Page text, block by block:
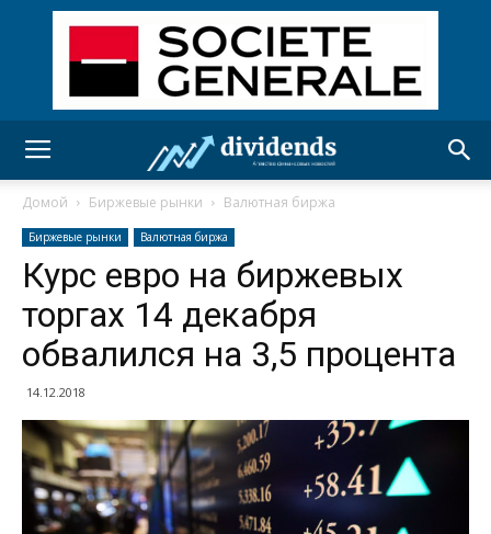
Домой Биржевые рынки Валютная биржа
Биржевые рынки Валютная биржа
Курс евро на биржевых
торгах 14 декабря
обвалился на 3,5 процента
14.12.2018